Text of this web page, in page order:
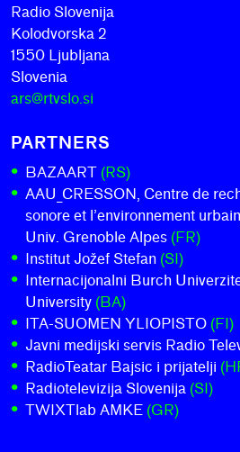
Radio Slovenija
Kolodvorska 2
1550 Ljubljana
Slovenia
ars@rtvslo.si
PARTNERS
BAZAART (RS)
AAU_CRESSON, Centre de
sonore et l’environnement
Univ. Grenoble Alpes (FR)
Institut Jožef Stefan (SI)
Internacijonalni Burch
University (BA)
ITA-SUOMEN YLIOPISTO (FI)
Javni medijski servis Radio
RadioTeatar Bajsic i prijatelji
Radiotelevizija Slovenija (SI)
TWIXTlab AMKE (GR)